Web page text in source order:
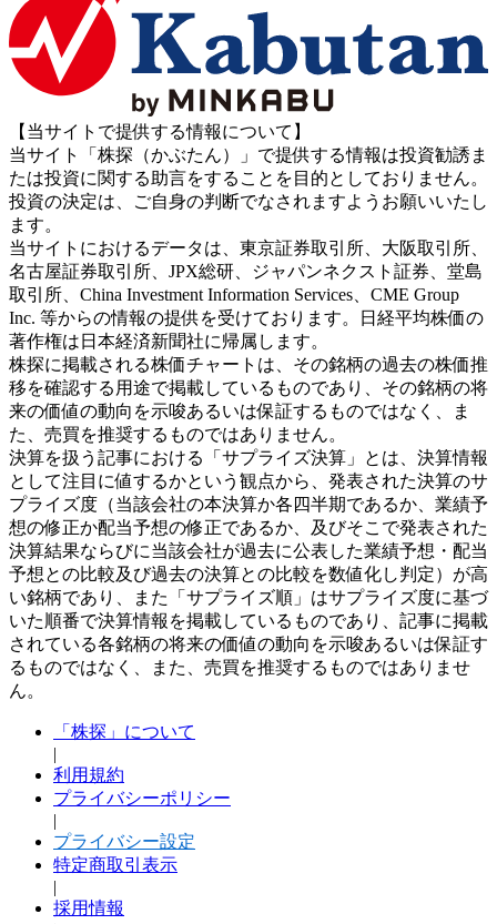
【当サイトで提供する情報について】
当サイト「株探（かぶたん）」で提供する情報は投資勧誘ま
たは投資に関する助言をすることを目的としておりません。
投資の決定は、ご自身の判断でなされますようお願いいたし
ます。
当サイトにおけるデータは、東京証券取引所、大阪取引所、
名古屋証券取引所、JPX総研、ジャパンネクスト証券、堂島
取引所、China Investment Information Services、CME Group
Inc. 等からの情報の提供を受けております。日経平均株価の
著作権は日本経済新聞社に帰属します。
株探に掲載される株価チャートは、その銘柄の過去の株価推
移を確認する用途で掲載しているものであり、その銘柄の将
来の価値の動向を示唆あるいは保証するものではなく、ま
た、売買を推奨するものではありません。
決算を扱う記事における「サプライズ決算」とは、決算情報
として注目に値するかという観点から、発表された決算のサ
プライズ度（当該会社の本決算か各四半期であるか、業績予
想の修正か配当予想の修正であるか、及びそこで発表された
決算結果ならびに当該会社が過去に公表した業績予想・配当
予想との比較及び過去の決算との比較を数値化し判定）が高
い銘柄であり、また「サプライズ順」はサプライズ度に基づ
いた順番で決算情報を掲載しているものであり、記事に掲載
されている各銘柄の将来の価値の動向を示唆あるいは保証す
るものではなく、また、売買を推奨するものではありませ
ん。
「株探」について
|
利用規約
プライバシーポリシー
|
プライバシー設定
特定商取引表示
|
採用情報